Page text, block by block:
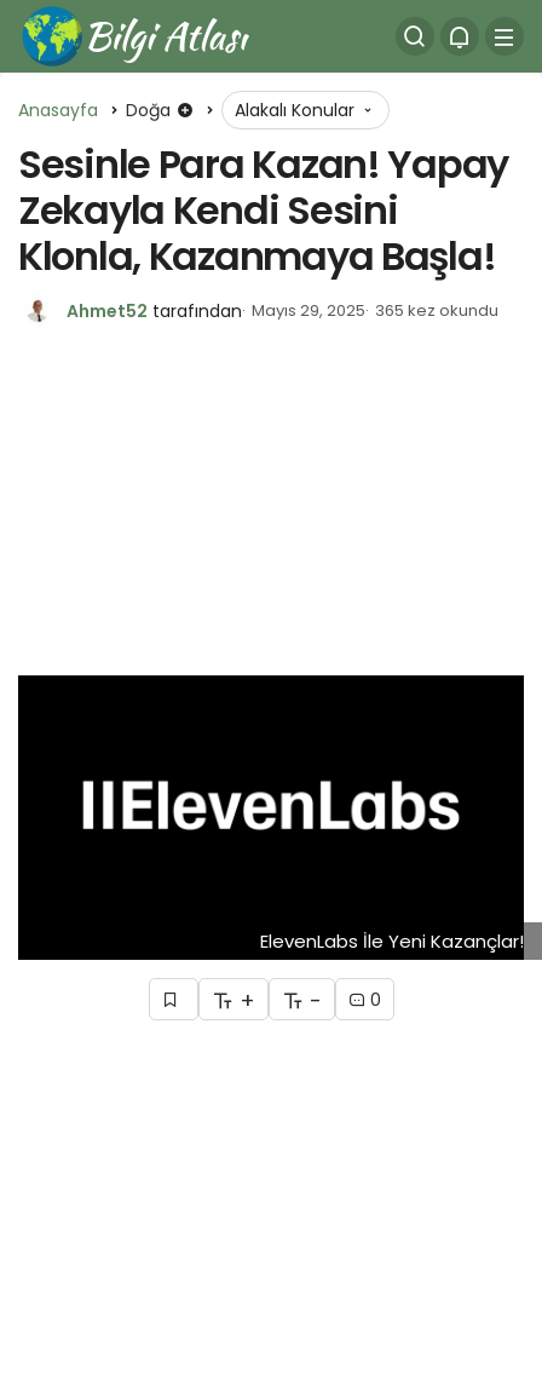
Anasayfa Doğa Alakalı Konular
Sesinle Para Kazan! Yapay
Zekayla Kendi Sesini
Klonla, Kazanmaya Başla!
Ahmet52 tarafından Mayıs 29, 2025 365 kez okundu
ElevenLabs İle Yeni Kazançlar!
+ - 0